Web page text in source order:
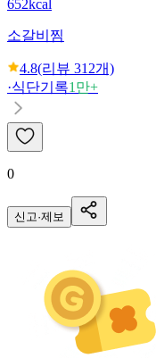
652kcal
소갈비찜
4.8(리뷰 312개)
·식단기록1만+
0
신고·제보